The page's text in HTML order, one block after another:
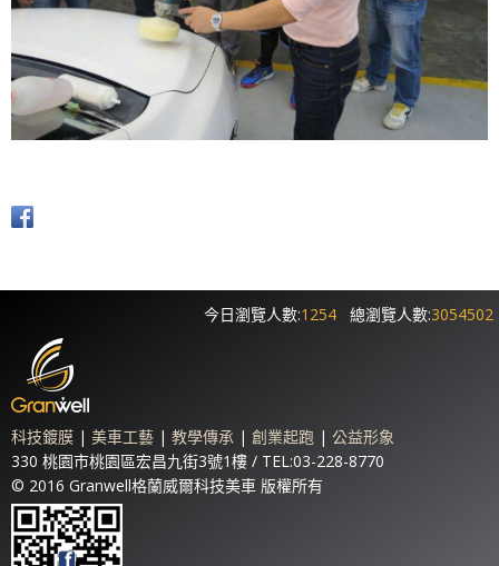
今日瀏覽人數:1254 總瀏覽人數:3054502
科技鍍膜 | 美車工藝 | 教學傳承 | 創業起跑 | 公益形象
330 桃園市桃園區宏昌九街3號1樓 / TEL:03-228-8770
© 2016 Granwell格蘭威爾科技美車 版權所有